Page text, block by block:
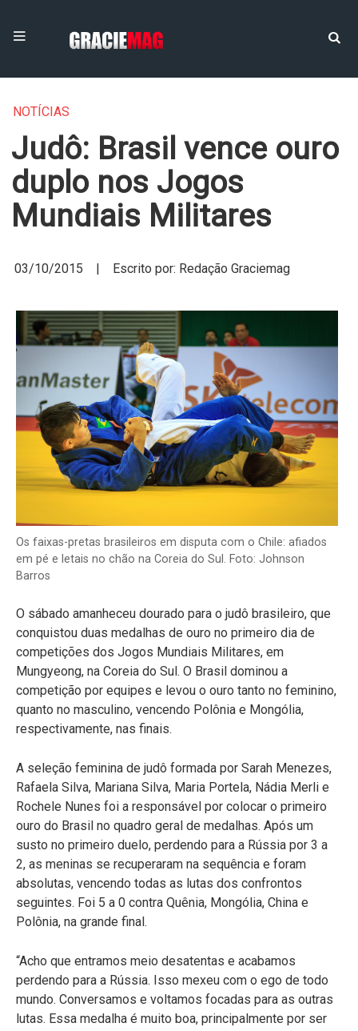
NOTÍCIAS
Judô: Brasil vence ouro
duplo nos Jogos
Mundiais Militares
03/10/2015 | Escrito por: Redação Graciemag
Os faixas-pretas brasileiros em disputa com o Chile: afiados
em pé e letais no chão na Coreia do Sul. Foto: Johnson
Barros
O sábado amanheceu dourado para o judô brasileiro, que
conquistou duas medalhas de ouro no primeiro dia de
competições dos Jogos Mundiais Militares, em
Mungyeong, na Coreia do Sul. O Brasil dominou a
competição por equipes e levou o ouro tanto no feminino,
quanto no masculino, vencendo Polônia e Mongólia,
respectivamente, nas finais.
A seleção feminina de judô formada por Sarah Menezes,
Rafaela Silva, Mariana Silva, Maria Portela, Nádia Merli e
Rochele Nunes foi a responsável por colocar o primeiro
ouro do Brasil no quadro geral de medalhas. Após um
susto no primeiro duelo, perdendo para a Rússia por 3 a
2, as meninas se recuperaram na sequência e foram
absolutas, vencendo todas as lutas dos confrontos
seguintes. Foi 5 a 0 contra Quênia, Mongólia, China e
Polônia, na grande final.
“Acho que entramos meio desatentas e acabamos
perdendo para a Rússia. Isso mexeu com o ego de todo
mundo. Conversamos e voltamos focadas para as outras
lutas. Essa medalha é muito boa, principalmente por ser